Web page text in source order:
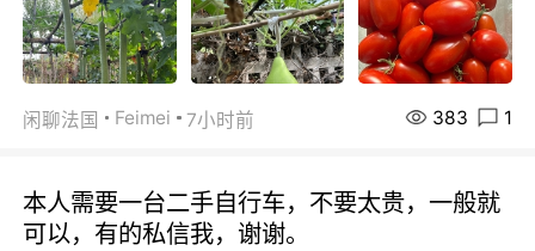
闲聊法国 Feimei 7小时前 383 1
本人需要一台二手自行车，不要太贵，一般就
可以，有的私信我，谢谢。